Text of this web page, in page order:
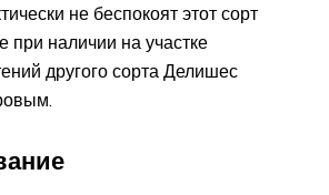
не беспокоят этот сорт
при наличии на участке
другого сорта Делишес